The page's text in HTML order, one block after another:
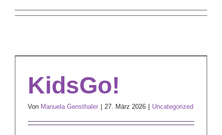
KidsGo!
Von Manuela Gensthaler 27. März 2026 Uncategorized